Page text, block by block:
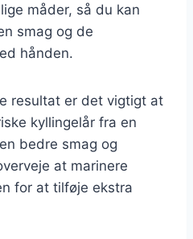
måder, så du kan
smag og de
hånden.
resultat er det vigtigt at
kyllingelår fra en
bedre smag og
at marinere
for at tilføje ekstra